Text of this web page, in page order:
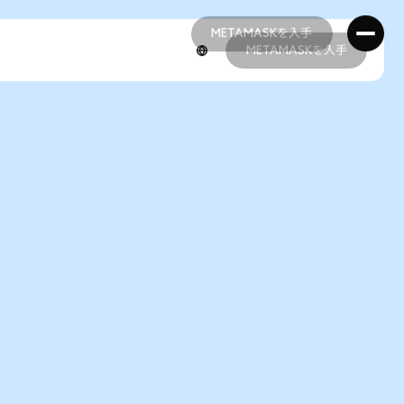
METAMASKを入手
METAMASKを入手
METAMASKを入手